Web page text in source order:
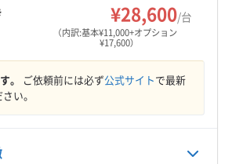
¥28,600/台
（内訳:基本¥11,000+オプション
¥17,600）
。 ご依頼前には必ず公式サイトで最新
い。